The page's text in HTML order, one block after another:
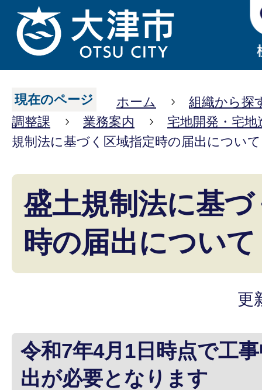
現在のページ ホーム
組織から探
調整課
業務案内
宅地開発・宅地
規制法に基づく区域指定時の届出について
盛土規制法に基
時の届出について
更
令和7年4月1日時点で工
出が必要となります